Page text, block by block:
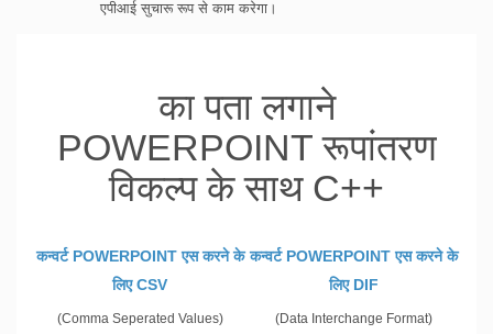
एपीआई सुचारू रूप से काम करेगा।
का पता लगाने
POWERPOINT रूपांतरण
विकल्प के साथ C++
कन्वर्ट POWERPOINT एस करने के
लिए CSV
(Comma Seperated Values)
कन्वर्ट POWERPOINT एस करने के
लिए DIF
(Data Interchange Format)